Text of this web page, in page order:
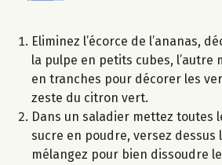
Eliminez l’écorce de l’ananas,
la pulpe en petits cubes, l’autre
en tranches pour décorer les
zeste du citron vert.
Dans un saladier mettez toutes
sucre en poudre, versez dessus
mélangez pour bien dissoudre